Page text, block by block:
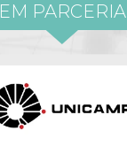
EM PARCERIA